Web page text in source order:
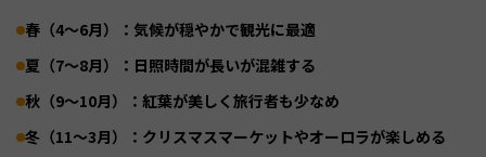
春（4〜6月）：気候が穏やかで観光に最適
夏（7〜8月）：日照時間が長いが混雑する
秋（9〜10月）：紅葉が美しく旅行者も少なめ
冬（11〜3月）：クリスマスマーケットやオーロラが楽しめる